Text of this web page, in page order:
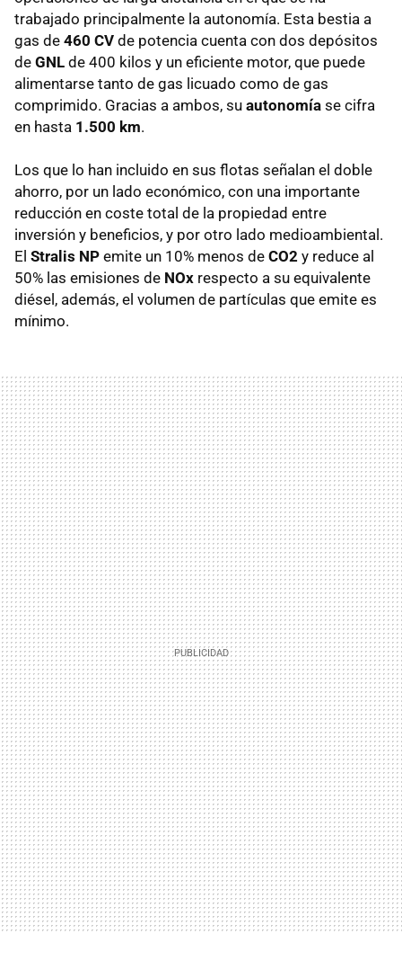
trabajado principalmente la autonomía. Esta bestia a
gas de 460 CV de potencia cuenta con dos depósitos
de GNL de 400 kilos y un eficiente motor, que puede
alimentarse tanto de gas licuado como de gas
comprimido. Gracias a ambos, su autonomía se cifra
en hasta 1.500 km.
Los que lo han incluido en sus flotas señalan el doble
ahorro, por un lado económico, con una importante
reducción en coste total de la propiedad entre
inversión y beneficios, y por otro lado medioambiental.
El Stralis NP emite un 10% menos de CO2 y reduce al
50% las emisiones de NOx respecto a su equivalente
diésel, además, el volumen de partículas que emite es
mínimo.